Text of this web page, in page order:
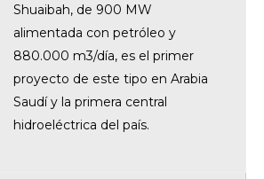
Shuaibah, de 900 MW
alimentada con petróleo y
880.000 m3/día, es el primer
proyecto de este tipo en Arabia
Saudí y la primera central
hidroeléctrica del país.